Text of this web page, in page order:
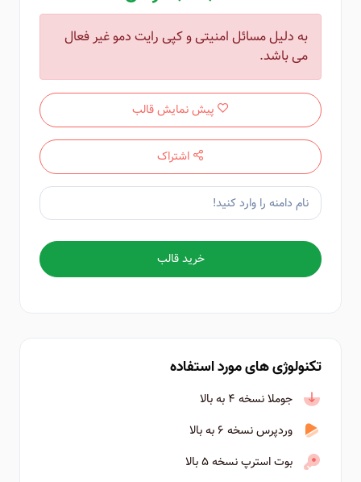
به دلیل مسائل امنیتی و کپی رایت دمو غیر فعال
می باشد.
پیش نمایش قالب
اشتراک
خرید قالب
تکنولوژی های مورد استفاده
جوملا نسخه ۴ به بالا
وردپرس نسخه ۶ به بالا
بوت استرپ نسخه ۵ بالا